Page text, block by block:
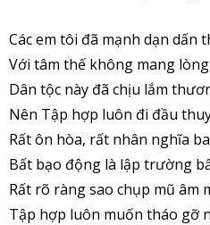
Các em tôi đã mạnh dạn dấn
Với tâm thế không mang
Dân tộc này đã chịu lắm
Nên Tập hợp luôn đi đầu
Rất ôn hòa, rất nhân nghĩa
Bất bạo động là lập trường
Rất rõ ràng sao chụp mũ âm
Tập hợp luôn muốn tháo gỡ